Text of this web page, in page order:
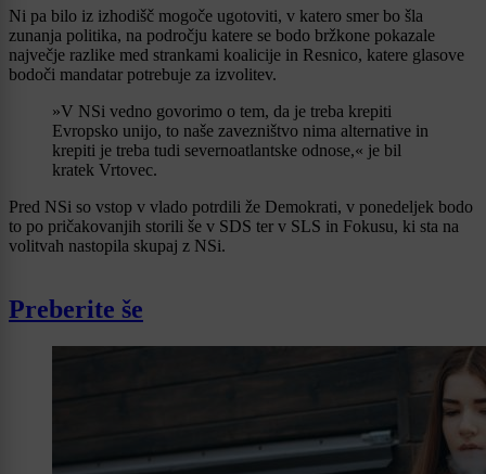
Ni pa bilo iz izhodišč mogoče ugotoviti, v katero smer bo šla
zunanja politika, na področju katere se bodo bržkone pokazale
največje razlike med strankami koalicije in Resnico, katere glasove
bodoči mandatar potrebuje za izvolitev.
»V NSi vedno govorimo o tem, da je treba krepiti
Evropsko unijo, to naše zavezništvo nima alternative in
krepiti je treba tudi severnoatlantske odnose,« je bil
kratek Vrtovec.
Pred NSi so vstop v vlado potrdili že Demokrati, v ponedeljek bodo
to po pričakovanjih storili še v SDS ter v SLS in Fokusu, ki sta na
volitvah nastopila skupaj z NSi.
Preberite še